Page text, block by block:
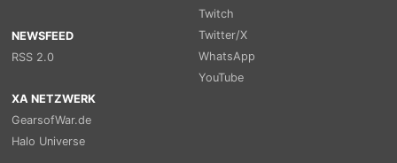
NEWSFEED
RSS 2.0
Twitch
Twitter/X
WhatsApp
YouTube
XA NETZWERK
GearsofWar.de
Halo Universe